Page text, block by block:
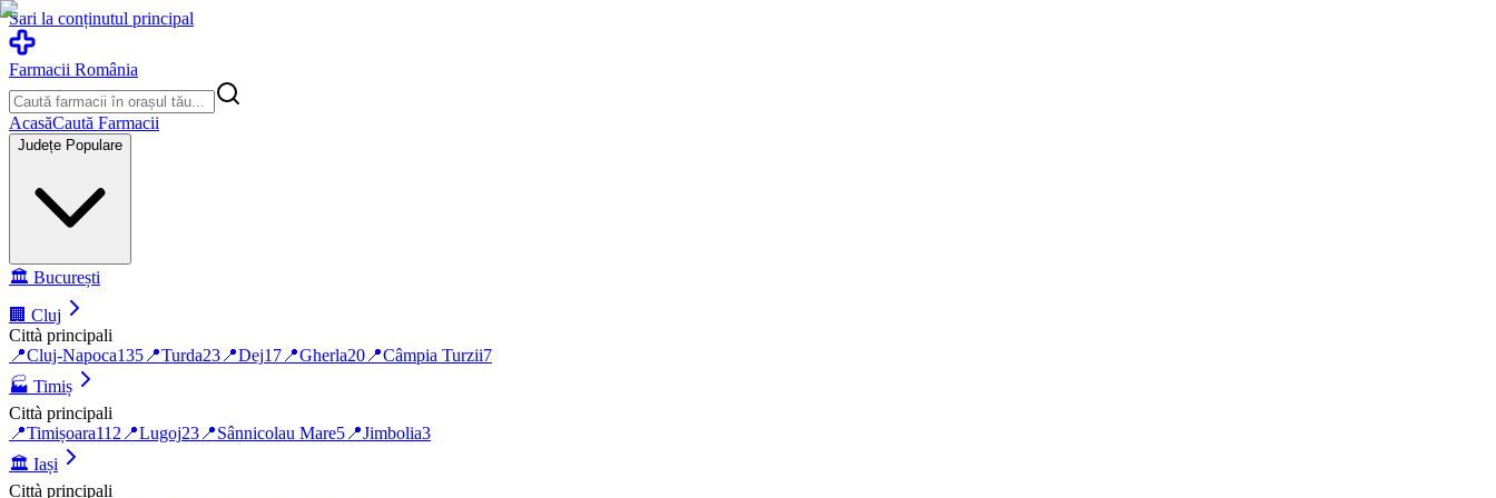
Sari la conținutul principal
Farmacii România
AcasăCaută Farmacii
Județe Populare
🏛️ București
🏢 Cluj
Città principali
📍Cluj-Napoca135 📍Turda23 📍Dej17 📍Gherla20 📍Câmpia Turzii7
🏭 Timiș
Città principali
📍Timișoara112 📍Lugoj23 📍Sânnicolau Mare5 📍Jimbolia3
🏛️ Iași
Città principali